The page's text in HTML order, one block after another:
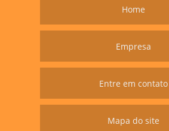
Home
Empresa
Entre em contato
Mapa do site